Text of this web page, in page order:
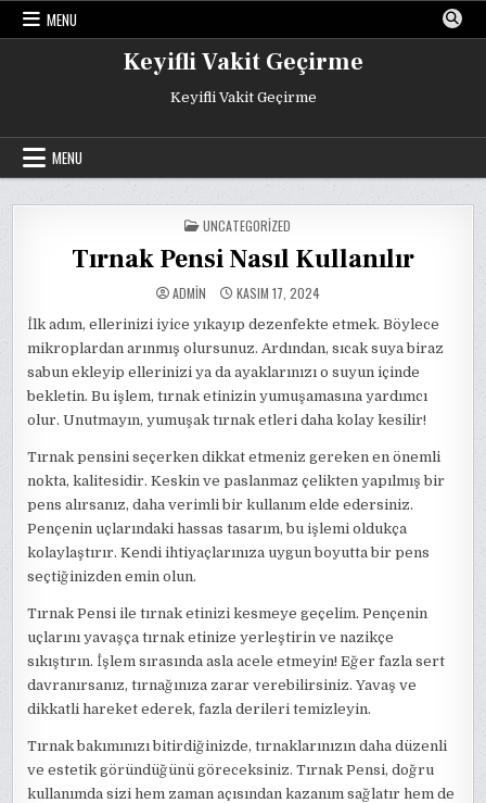
Skip
MENU
Keyifli Vakit Geçirme
Keyifli Vakit Geçirme
MENU
POSTED
IN
UNCATEGORIZED
Tırnak Pensi Nasıl Kullanılır
ADMIN KASIM 17, 2024
İlk adım, ellerinizi iyice yıkayıp dezenfekte etmek. Böylece
mikroplardan arınmış olursunuz. Ardından, sıcak suya biraz
sabun ekleyip ellerinizi ya da ayaklarınızı o suyun içinde
bekletin. Bu işlem, tırnak etinizin yumuşamasına yardımcı
olur. Unutmayın, yumuşak tırnak etleri daha kolay kesilir!
Tırnak pensini seçerken dikkat etmeniz gereken en önemli
nokta, kalitesidir. Keskin ve paslanmaz çelikten yapılmış bir
pens alırsanız, daha verimli bir kullanım elde edersiniz.
Pençenin uçlarındaki hassas tasarım, bu işlemi oldukça
kolaylaştırır. Kendi ihtiyaçlarınıza uygun boyutta bir pens
seçtiğinizden emin olun.
Tırnak Pensi ile tırnak etinizi kesmeye geçelim. Pençenin
uçlarını yavaşça tırnak etinize yerleştirin ve nazikçe
sıkıştırın. İşlem sırasında asla acele etmeyin! Eğer fazla sert
davranırsanız, tırnağınıza zarar verebilirsiniz. Yavaş ve
dikkatli hareket ederek, fazla derileri temizleyin.
Tırnak bakımınızı bitirdiğinizde, tırnaklarınızın daha düzenli
ve estetik göründüğünü göreceksiniz. Tırnak Pensi, doğru
kullanımda sizi hem zaman açısından kazanım sağlatır hem de